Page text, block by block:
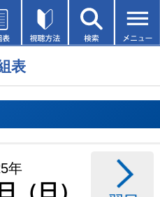
表
年
（日）